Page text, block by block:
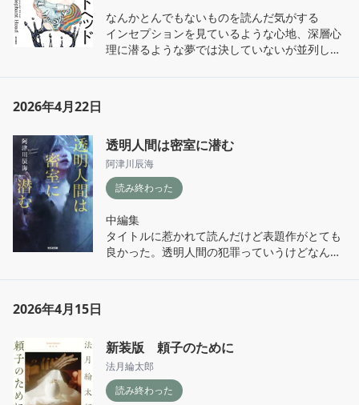
なんかとんでもないものを読んだ気がする
インセプションを見ているような心地、深層心
理に潜るような夢では決していないが並列した
りも事実の羅列という感覚で割と読めてしまっ
たな〜、情緒的というよりはそういう条件の数
学的問題を目の前に出された感覚だった……。
面白かったがす、すげえなに？？？て感想が前
2026年4月22日
透明人間は密室に潜む
阿津川辰海
読み終わった
中編集
タイトルに惹かれて読んだけど表題作がとても
良かった。透明人間の犯罪っていうけどなんで
2026年4月15日
新装版 頼子のために
法月綸太郎
読み終わった